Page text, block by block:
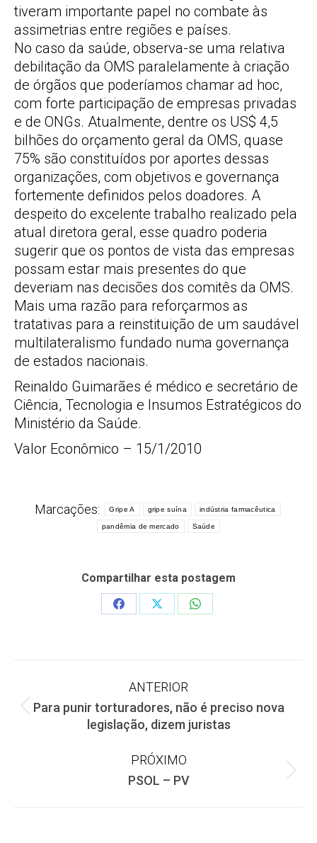
tiveram importante papel no combate às
assimetrias entre regiões e países.
No caso da saúde, observa-se uma relativa
debilitação da OMS paralelamente à criação
de órgãos que poderíamos chamar ad hoc,
com forte participação de empresas privadas
e de ONGs. Atualmente, dentre os US$ 4,5
bilhões do orçamento geral da OMS, quase
75% são constituídos por aportes dessas
organizações, com objetivos e governança
fortemente definidos pelos doadores. A
despeito do excelente trabalho realizado pela
atual diretora geral, esse quadro poderia
sugerir que os pontos de vista das empresas
possam estar mais presentes do que
deveriam nas decisões dos comitês da OMS.
Mais uma razão para reforçarmos as
tratativas para a reinstituição de um saudável
multilateralismo fundado numa governança
de estados nacionais.
Reinaldo Guimarães é médico e secretário de
Ciência, Tecnologia e Insumos Estratégicos do
Ministério da Saúde.
Valor Econômico – 15/1/2010
Marcações: Gripe A gripe suína indústria farmacêutica
pandêmia de mercado Saúde
Compartilhar esta postagem
Share
Share
Share
Navegação
de
ANTERIOR
Post
anterior:
Para punir torturadores, não é preciso nova
legislação, dizem juristas
PRÓXIMO
Próximo
PSOL – PV